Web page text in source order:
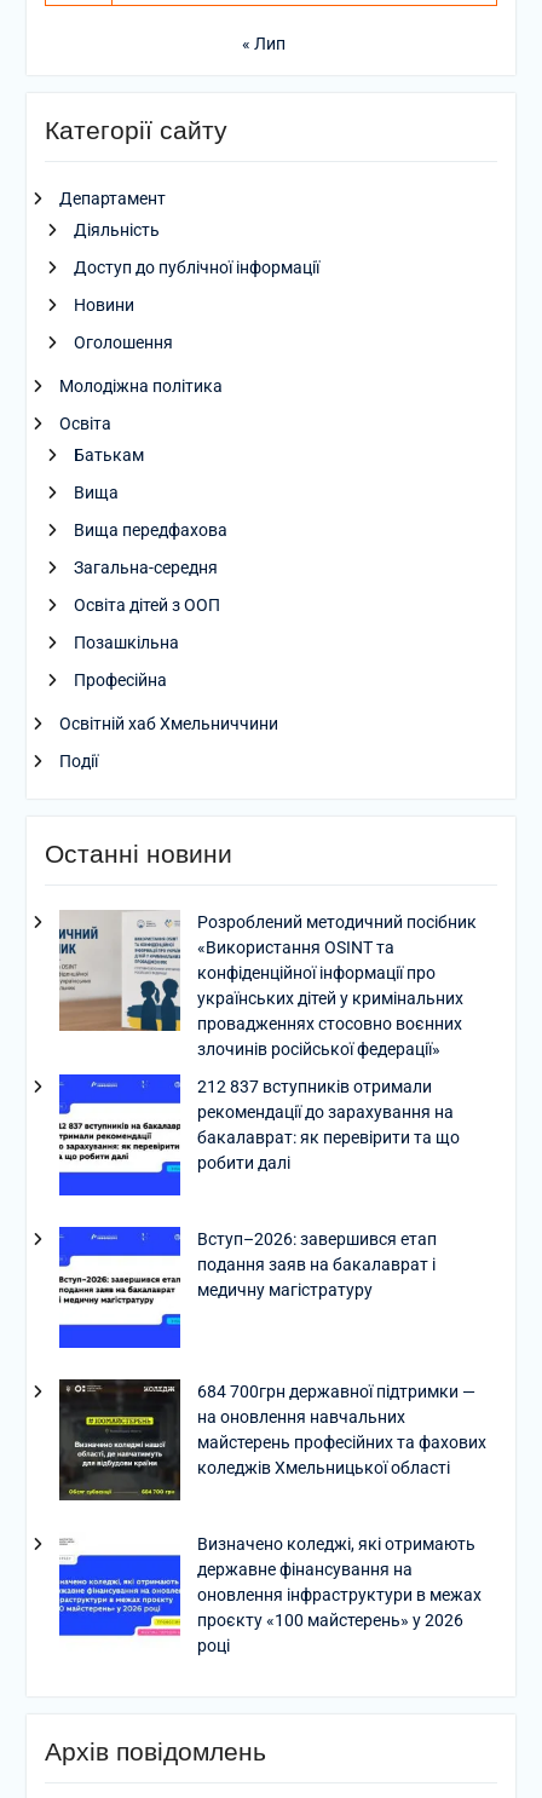
« Лип
Категорії сайту
Департамент
Діяльність
Доступ до публічної інформації
Новини
Оголошення
Молодіжна політика
Освіта
Батькам
Вища
Вища передфахова
Загальна-середня
Освіта дітей з ООП
Позашкільна
Професійна
Освітній хаб Хмельниччини
Події
Останні новини
Розроблений методичний посібник
«Використання OSINT та
конфіденційної інформації про
українських дітей у кримінальних
провадженнях стосовно воєнних
злочинів російської федерації»
212 837 вступників отримали
рекомендації до зарахування на
бакалаврат: як перевірити та що
робити далі
Вступ–2026: завершився етап
подання заяв на бакалаврат і
медичну магістратуру
684 700грн державної підтримки —
на оновлення навчальних
майстерень професійних та фахових
коледжів Хмельницької області
Визначено коледжі, які отримають
державне фінансування на
оновлення інфраструктури в межах
проєкту «100 майстерень» у 2026
році
Архів повідомлень